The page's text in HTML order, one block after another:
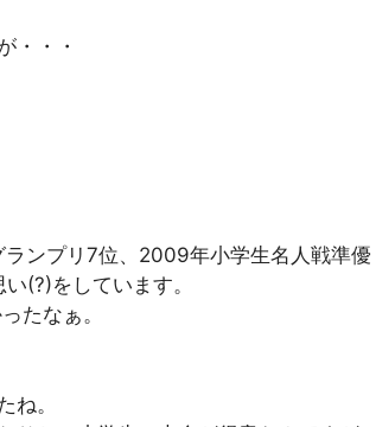
・・・
ンプリ7位、2009年小学生名人戦準優
(?)をしています。
たなぁ。
ね。